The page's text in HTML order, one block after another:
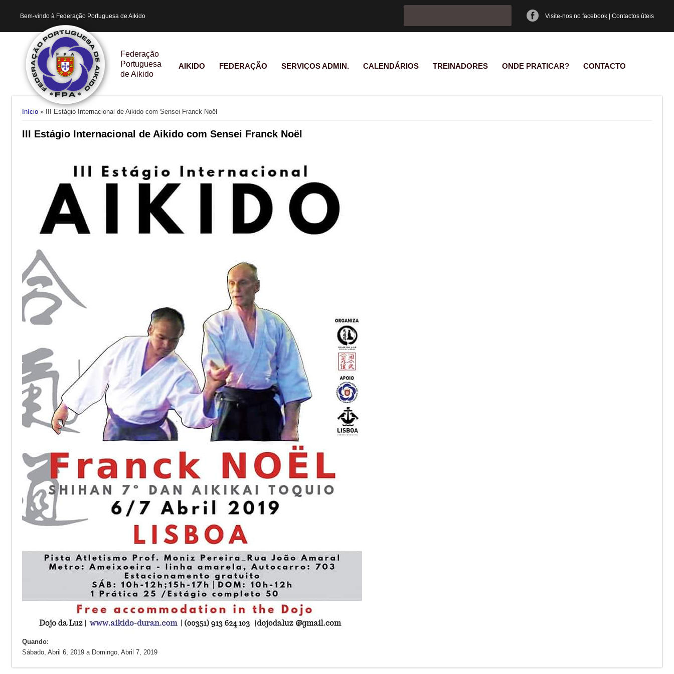
Bem-vindo à Federação Portuguesa de Aikido Visite-nos no facebook Contactos úteis
Formulário de pesquisa
Federação
Portuguesa
de Aikido
AIKIDO FEDERAÇÃO SERVIÇOS ADMIN. CALENDÁRIOS TREINADORES ONDE PRATICAR? CONTACTO
Está aqui
Início» III Estágio Internacional de Aikido com Sensei Franck Noël
III Estágio Internacional de Aikido com Sensei Franck Noël
Quando:
Sábado, Abril 6, 2019a Domingo, Abril 7, 2019